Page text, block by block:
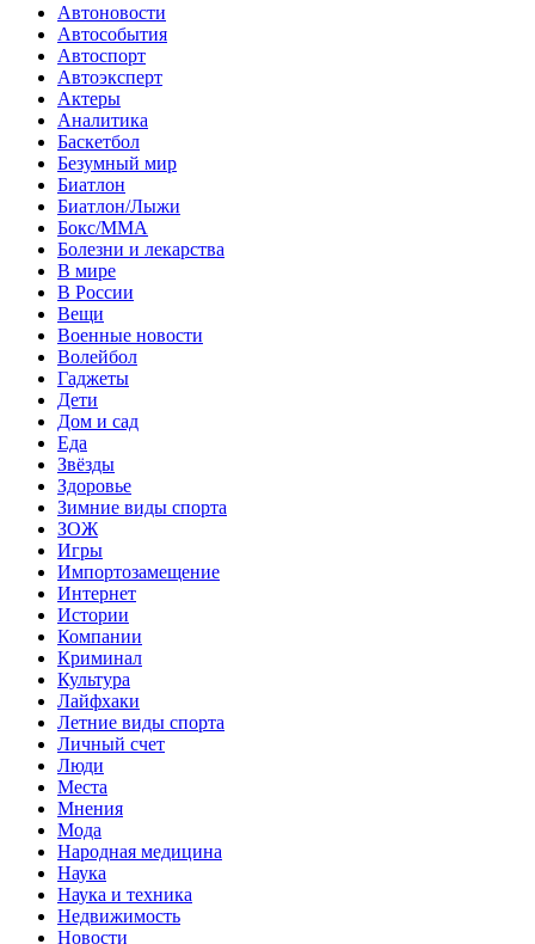
Автоновости
Автособытия
Автоспорт
Автоэксперт
Актеры
Аналитика
Баскетбол
Безумный мир
Биатлон
Биатлон/Лыжи
Бокс/MMA
Болезни и лекарства
В мире
В России
Вещи
Военные новости
Волейбол
Гаджеты
Дети
Дом и сад
Еда
Звёзды
Здоровье
Зимние виды спорта
ЗОЖ
Игры
Импортозамещение
Интернет
Истории
Компании
Криминал
Культура
Лайфхаки
Летние виды спорта
Личный счет
Люди
Места
Мнения
Мода
Народная медицина
Наука
Наука и техника
Недвижимость
Новости